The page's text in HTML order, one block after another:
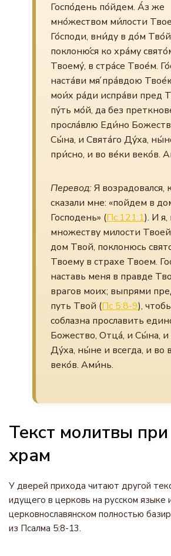
Госпо́день по́йдем. А́з же
мно́жеством ми́лости
Го́споди, вни́ду в до́м
поклоню́ся ко хра́му
Твоему́, в стра́се Твое́м.
наста́ви мя́ пра́вдою
мои́х ра́ди испра́ви пред
пу́ть мо́й, да без
просла́влю Еди́но
Сы́на, и Свята́го Ду́ха,
при́сно, и во ве́ки веко́в.
Перевод:Я возрадовался,
сказали мне: «пойдем в
Господень» (Пс.121:1). И я,
множеству милости
дом Твой, поклонюсь
Твоему в страхе Твоем.
наставь меня в правде
врагов моих; выпрями
путь Твой (Пс 5:8-9),
соблазна прославить
Божество, Отца́, и Сы́на, и
Ду́ха, ны́не и всегда, и во
веко́в. Ами́нь.
Текст молитвы
храм
У дверей прихода читают другой
идущего в церковь на русском языке
церковнославянском полностью
из Псалма 5:8-13.